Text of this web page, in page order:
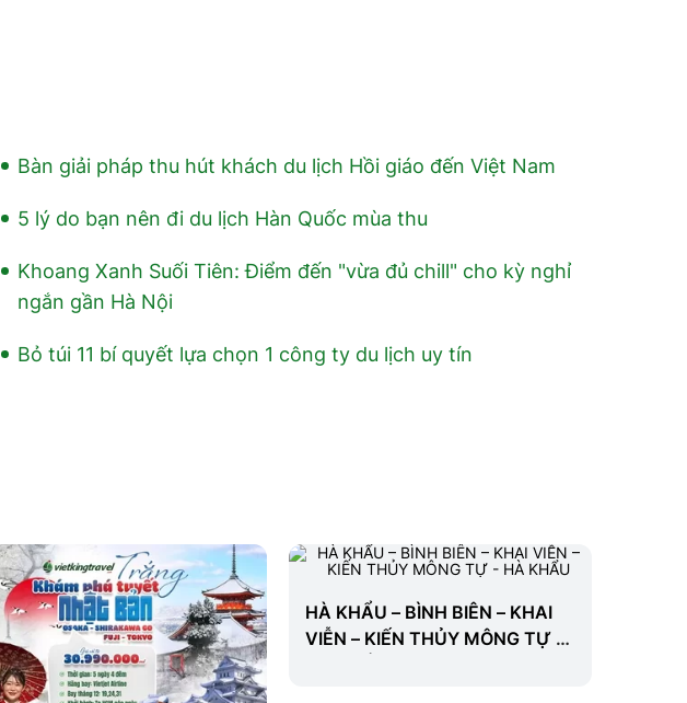
Bàn giải pháp thu hút khách du lịch Hồi giáo đến Việt Nam
5 lý do bạn nên đi du lịch Hàn Quốc mùa thu
Khoang Xanh Suối Tiên: Điểm đến "vừa đủ chill" cho kỳ nghỉ
ngắn gần Hà Nội
Bỏ túi 11 bí quyết lựa chọn 1 công ty du lịch uy tín
HÀ KHẨU – BÌNH BIÊN – KHAI
VIỄN – KIẾN THỦY MÔNG TỰ -